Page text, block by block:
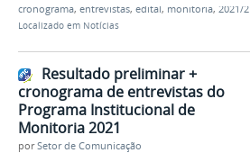
cronograma, entrevistas, edital, monitoria, 2021/2
Localizado em Notícias
Resultado preliminar +
cronograma de entrevistas do
Programa Institucional de
Monitoria 2021
porSetor de Comunicação